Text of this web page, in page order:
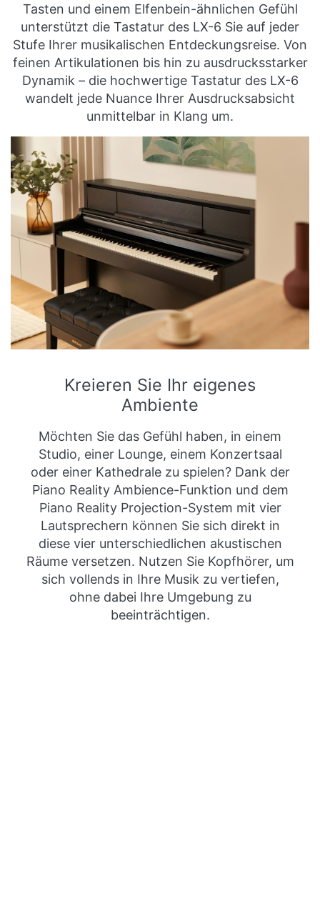
Tasten und einem Elfenbein-ähnlichen Gefühl
unterstützt die Tastatur des LX-6 Sie auf jeder
Stufe Ihrer musikalischen Entdeckungsreise. Von
feinen Artikulationen bis hin zu ausdrucksstarker
Dynamik – die hochwertige Tastatur des LX-6
wandelt jede Nuance Ihrer Ausdrucksabsicht
unmittelbar in Klang um.
Kreieren Sie Ihr eigenes
Ambiente
Möchten Sie das Gefühl haben, in einem
Studio, einer Lounge, einem Konzertsaal
oder einer Kathedrale zu spielen? Dank der
Piano Reality Ambience-Funktion und dem
Piano Reality Projection-System mit vier
Lautsprechern können Sie sich direkt in
diese vier unterschiedlichen akustischen
Räume versetzen. Nutzen Sie Kopfhörer, um
sich vollends in Ihre Musik zu vertiefen,
ohne dabei Ihre Umgebung zu
beeinträchtigen.